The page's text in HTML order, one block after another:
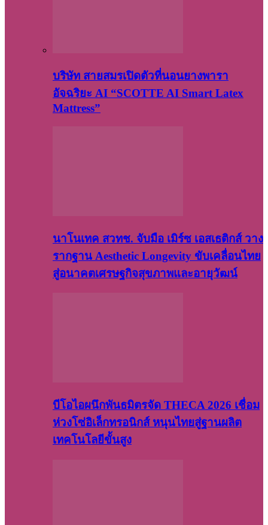
บริษัท สายสมรเปิดตัวที่นอนยางพารา
อัจฉริยะ AI “SCOTTE AI Smart Latex
Mattress”
นาโนเทค สวทช. จับมือ เมิร์ซ เอสเธติกส์ วาง
รากฐาน Aesthetic Longevity ขับเคลื่อนไทย
สู่อนาคตเศรษฐกิจสุขภาพและอายุวัฒน์
บีโอไอผนึกพันธมิตรจัด THECA 2026 เชื่อม
ห่วงโซ่อิเล็กทรอนิกส์ หนุนไทยสู่ฐานผลิต
เทคโนโลยีขั้นสูง